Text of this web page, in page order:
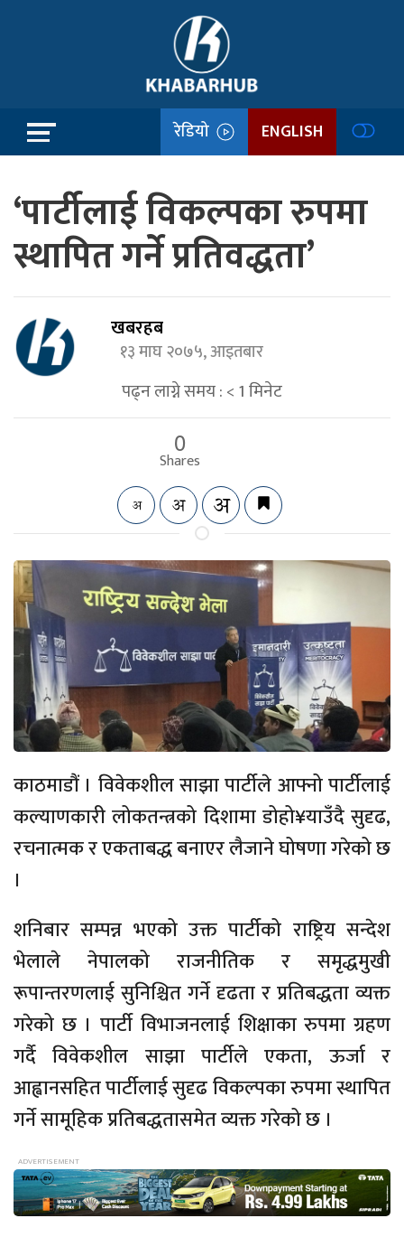
रेडियो ENGLISH
‘पार्टीलाई विकल्पका रुपमा
स्थापित गर्ने प्रतिवद्धता’
खबरहब
१३ माघ २०७५, आइतबार
पढ्न लाग्ने समय :< 1मिनेट
0
Shares
काठमाडौं । विवेकशील साझा पार्टीले आफ्नो पार्टीलाई
कल्याणकारी लोकतन्त्रको दिशामा डोहो¥याउँदै सुदृढ,
रचनात्मक र एकताबद्ध बनाएर लैजाने घोषणा गरेको छ
।
शनिबार सम्पन्न भएको उक्त पार्टीको राष्ट्रिय सन्देश
भेलाले नेपालको राजनीतिक र समृद्धमुखी
रूपान्तरणलाई सुनिश्चित गर्ने दृढता र प्रतिबद्धता व्यक्त
गरेको छ । पार्टी विभाजनलाई शिक्षाका रुपमा ग्रहण
गर्दै विवेकशील साझा पार्टीले एकता, ऊर्जा र
आह्वानसहित पार्टीलाई सुदृढ विकल्पका रुपमा स्थापित
गर्ने सामूहिक प्रतिबद्धतासमेत व्यक्त गरेको छ ।